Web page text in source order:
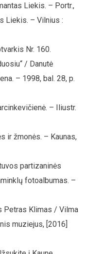
Liekis. – Portr.,
Liekis. – Vilnius :
Nr. 160.
/ Danutė
– 1998, bal. 28, p.
– Iliustr.
ir žmonės. – Kaunas,
partizaninės
fotoalbumas. –
Petras Klimas / Vilma
muziejus, [2016]